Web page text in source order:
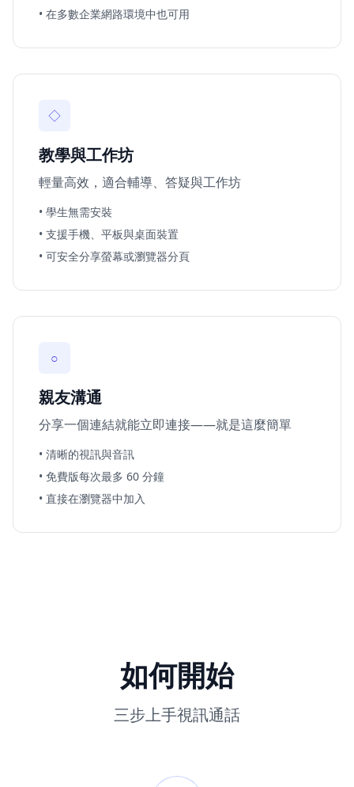
• 在多數企業網路環境中也可用
◇
教學與工作坊
輕量高效，適合輔導、答疑與工作坊
• 學生無需安裝
• 支援手機、平板與桌面裝置
• 可安全分享螢幕或瀏覽器分頁
○
親友溝通
分享一個連結就能立即連接——就是這麼簡單
• 清晰的視訊與音訊
• 免費版每次最多 60 分鐘
• 直接在瀏覽器中加入
如何開始
三步上手視訊通話